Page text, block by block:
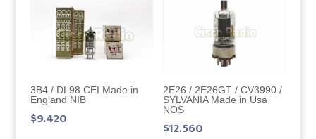
3B4 / DL98 CEI Made in
England NIB
$9.420
2E26 / 2E26GT / CV3990 /
SYLVANIA Made in Usa
NOS
$12.560